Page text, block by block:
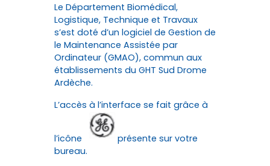
Le Département Biomédical,
Logistique, Technique et Travaux
s’est doté d’un logiciel de Gestion de
le Maintenance Assistée par
Ordinateur (GMAO), commun aux
établissements du GHT Sud Drome
Ardèche.
L’accès à l’interface se fait grâce à
l’icône
présente sur votre
bureau.